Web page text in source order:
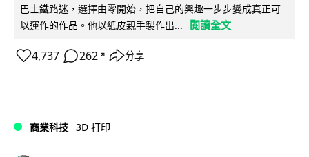
巴士鐵路迷，選擇由零開始，把自己的興趣一步步變成真正可
以運作的作品。他以紙皮親手製作出...
閱讀全文
4,737 262 ↗ 分享
商業科技 3D 打印